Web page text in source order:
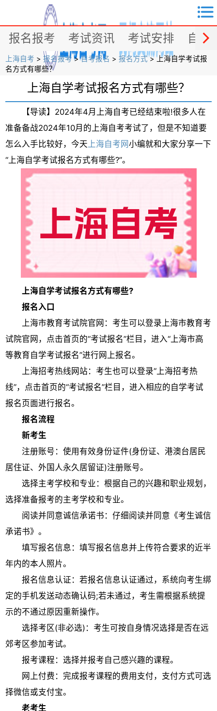

报名报考 考试资讯 考试安排 自考

上海自考 >报名报考 >自考报名 >报名方式> 上海自学考试报
名方式有哪些？
上海自学考试报名方式有哪些？
【导读】2024年4月上海自考已经结束啦!很多人在
准备备战2024年10月的上海自考考试了，但是不知道要
怎么入手比较好，今天上海自考网小编就和大家分享一下
“上海自学考试报名方式有哪些?”。
上海自学考试报名方式有哪些?
报名入口
上海市教育考试院官网：考生可以登录上海市教育考
试院官网，点击首页的“考试报名”栏目，进入“上海市高
等教育自学考试报名”进行网上报名。
上海招考热线网站：考生也可以登录“上海招考热
线”，点击首页的“考试报名”栏目，进入相应的自学考试
报名页面进行报名。
报名流程
新考生
注册账号：使用有效身份证件(身份证、港澳台居民
居住证、外国人永久居留证)注册账号。
选择主考学校和专业：根据自己的兴趣和职业规划，
选择准备报考的主考学校和专业。
阅读并同意诚信承诺书：仔细阅读并同意《考生诚信
承诺书》。
填写报名信息：填写报名信息并上传符合要求的近半
年内的本人照片。
报名信息认证：若报名信息认证通过，系统向考生绑
定的手机发送动态确认码;若未通过，考生需根据系统提
示的不通过原因重新操作。
选择考区(非必选)：考生可按自身情况选择是否在远
郊考区参加考试。
报考课程：选择并报考自己感兴趣的课程。
网上付费：完成报考课程的费用支付，支付方式可选
择微信或支付宝。
老考生